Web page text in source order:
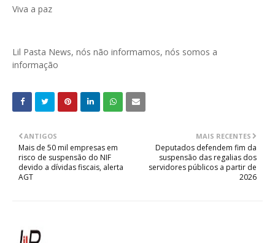
Viva a paz
Lil Pasta News, nós não informamos, nós somos a
informação
MAIS RECENTES
Deputados defendem fim da
suspensão das regalias dos
servidores públicos a partir de
2026
ANTIGOS
Mais de 50 mil empresas em
risco de suspensão do NIF
devido a dívidas fiscais, alerta
AGT